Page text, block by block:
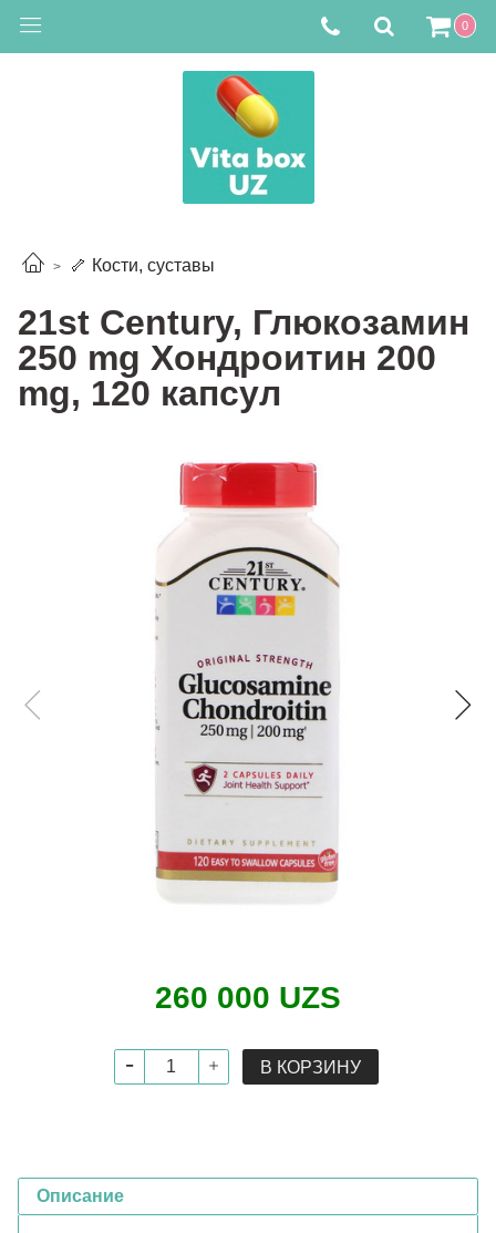
0
🦴 Кости, суставы
21st Century, Глюкозамин
250 mg Хондроитин 200
mg, 120 капсул
260 000 UZS
В КОРЗИНУ
Описание